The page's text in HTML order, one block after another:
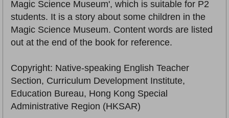
Magic Science Museum', which is suitable for P2
students. It is a story about some children in the
Magic Science Museum. Content words are listed
out at the end of the book for reference.
Copyright: Native-speaking English Teacher
Section, Curriculum Development Institute,
Education Bureau, Hong Kong Special
Administrative Region (HKSAR)